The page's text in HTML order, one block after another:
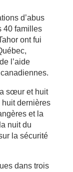
d’abus
40 familles
ont fui
l’aide
sœur et huit
huit dernières
et la
nuit du
la sécurité
dans trois